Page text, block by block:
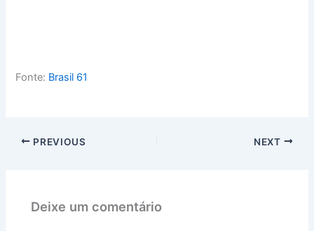
Fonte: Brasil 61
PREVIOUS NEXT
Deixe um comentário